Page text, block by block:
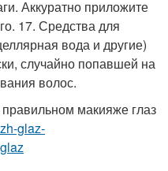
Аккуратно приложите
17. Средства для
вода и другие)
случайно попавшей на
волос.
макияже глаз
glaz-